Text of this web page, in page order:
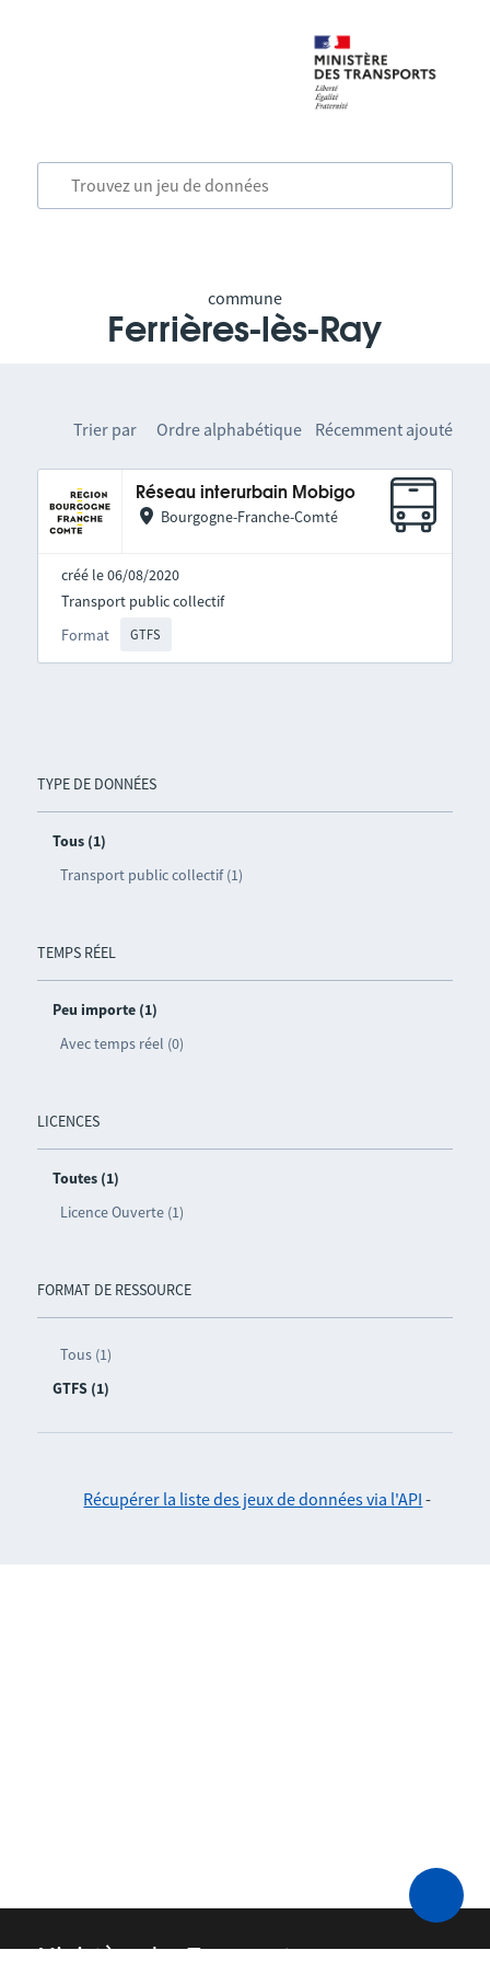
commune
Ferrières-lès-Ray
TYPE DE DONNÉES
Tous (1)
Transport public collectif (1)
TEMPS RÉEL
Peu importe (1)
Avec temps réel (0)
LICENCES
Toutes (1)
Licence Ouverte (1)
FORMAT DE RESSOURCE
Tous (1)
GTFS (1)
Trier par Ordre alphabétique Récemment ajouté
Réseau interurbain Mobigo
Bourgogne-Franche-Comté
créé le 06/08/2020
Format GTFS
Transport public collectif
Récupérer la liste des jeux de données via l'API -